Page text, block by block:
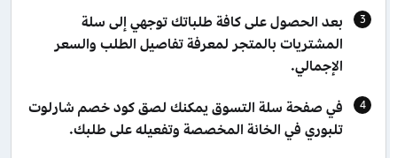
بعد الحصول على كافة طلباتك توجهي إلى سلة
المشتريات بالمتجر لمعرفة تفاصيل الطلب والسعر
الإجمالي.
في صفحة سلة التسوق يمكنك لصق كود خصم شارلوت
تلبوري في الخانة المخصصة وتفعيله على طلبك.